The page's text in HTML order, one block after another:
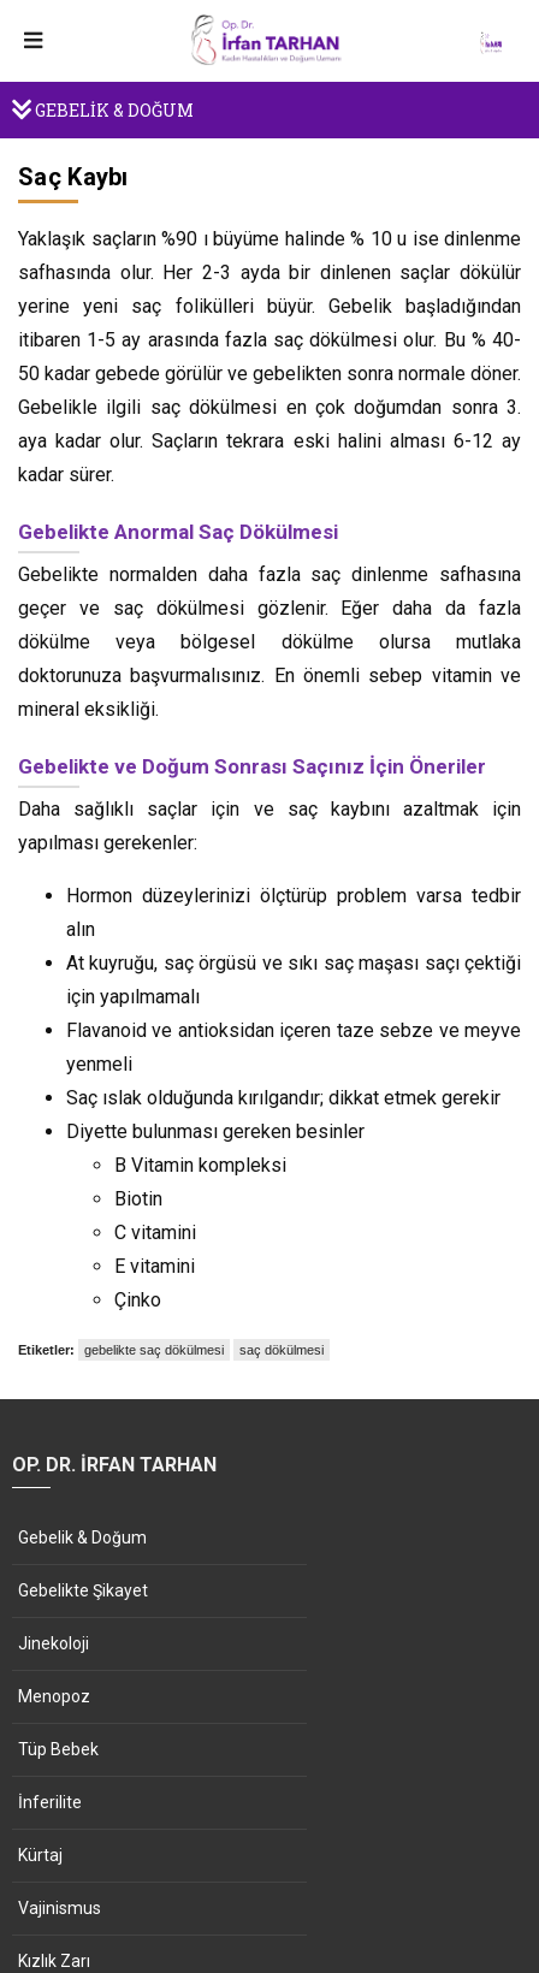
GEBELİK & DOĞUM
Saç Kaybı
Yaklaşık saçların %90 ı büyüme halinde % 10 u ise dinlenme
safhasında olur. Her 2-3 ayda bir dinlenen saçlar dökülür
yerine yeni saç folikülleri büyür. Gebelik başladığından
itibaren 1-5 ay arasında fazla saç dökülmesi olur. Bu % 40-
50 kadar gebede görülür ve gebelikten sonra normale döner.
Gebelikle ilgili saç dökülmesi en çok doğumdan sonra 3.
aya kadar olur. Saçların tekrara eski halini alması 6-12 ay
kadar sürer.
Gebelikte Anormal Saç Dökülmesi
Gebelikte normalden daha fazla saç dinlenme safhasına
geçer ve saç dökülmesi gözlenir. Eğer daha da fazla
dökülme veya bölgesel dökülme olursa mutlaka
doktorunuza başvurmalısınız. En önemli sebep vitamin ve
mineral eksikliği.
Gebelikte ve Doğum Sonrası Saçınız İçin Öneriler
Daha sağlıklı saçlar için ve saç kaybını azaltmak için
yapılması gerekenler:
Hormon düzeylerinizi ölçtürüp problem varsa tedbir
alın
At kuyruğu, saç örgüsü ve sıkı saç maşası saçı çektiği
için yapılmamalı
Flavanoid ve antioksidan içeren taze sebze ve meyve
yenmeli
Saç ıslak olduğunda kırılgandır; dikkat etmek gerekir
Diyette bulunması gereken besinler
B Vitamin kompleksi
Biotin
C vitamini
E vitamini
Çinko
Etiketler: gebelikte saç dökülmesi saç dökülmesi
OP. DR. İRFAN TARHAN
Gebelik & Doğum
Gebelikte Şikayet
Jinekoloji
Menopoz
Tüp Bebek
İnferilite
Kürtaj
Vajinismus
Kızlık Zarı